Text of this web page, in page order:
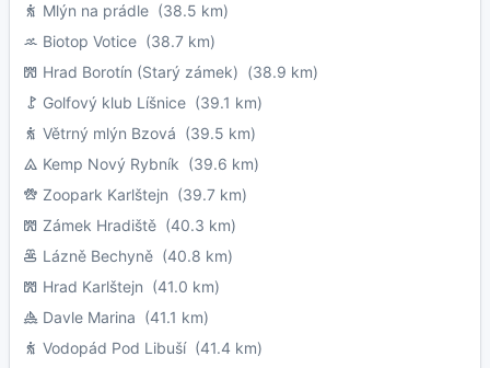
Mlýn na prádle (38.5 km)
Biotop Votice (38.7 km)
Hrad Borotín (Starý zámek) (38.9 km)
Golfový klub Líšnice (39.1 km)
Větrný mlýn Bzová (39.5 km)
Kemp Nový Rybník (39.6 km)
Zoopark Karlštejn (39.7 km)
Zámek Hradiště (40.3 km)
Lázně Bechyně (40.8 km)
Hrad Karlštejn (41.0 km)
Davle Marina (41.1 km)
Vodopád Pod Libuší(41.4 km)